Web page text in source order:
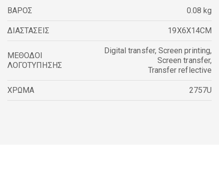
ΒΑΡΟΣ 0.08 kg
ΔΙΑΣΤΑΣΕΙΣ 19X6X14CM
ΜΕΘΟΔΟΙ
ΛΟΓΟΤΥΠΗΣΗΣ
Digital transfer, Screen printing,
Screen transfer,
Transfer reflective
ΧΡΩΜΑ 2757U